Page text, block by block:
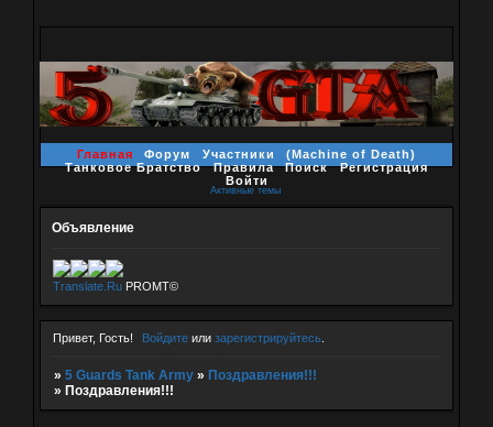
Главная Форум Участники
(Machine of Death)
Танковое Братство
Правила Поиск
Регистрация
Войти
Активные темы
Объявление
Translate.RuPROMT©
Привет, Гость! Войдите илизарегистрируйтесь
» 5 Guards Tank Army » Поздравления!!!
» Поздравления!!!